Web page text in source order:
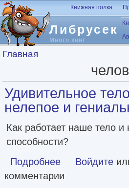
Перейти к основному содержанию
Либрусек
Много книг
Книжная полка
Вы здесь
Главная
Удивительное
нелепое и
Как работает наше тело и
способности?
Подробнее о Удивительное тело.
Войдите
комментарии